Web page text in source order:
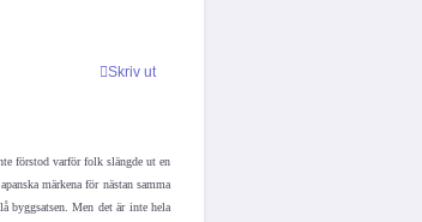
Skriv ut
förstod varför folk slängde ut en
märkena för nästan samma
byggsatsen. Men det är inte hela